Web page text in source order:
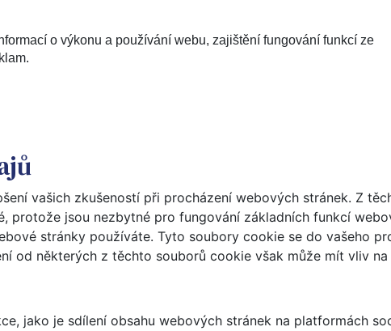
o výkonu a používání webu, zajištění fungování funkcí ze
vašich zkušeností při procházení webových stránek. Z
protože jsou nezbytné pro fungování základních funkcí
stránky používáte. Tyto soubory cookie se do vašeho
od některých z těchto souborů cookie však může mít vliv
jako je sdílení obsahu webových stránek na platformách